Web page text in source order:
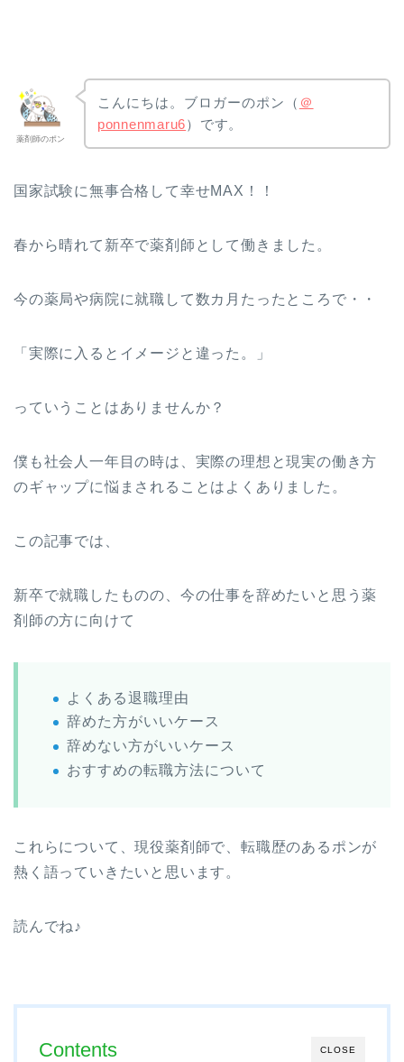
薬剤師のポン
こんにちは。ブロガーのポン（ ＠
ponnenmaru6）です。
国家試験に無事合格して幸せMAX！！
春から晴れて新卒で薬剤師として働きました。
今の薬局や病院に就職して数カ月たったところで・・
「実際に入るとイメージと違った。」
っていうことはありませんか？
僕も社会人一年目の時は、実際の理想と現実の働き方
のギャップに悩まされることはよくありました。
この記事では、
新卒で就職したものの、今の仕事を辞めたいと思う薬
剤師の方に向けて
よくある退職理由
辞めた方がいいケース
辞めない方がいいケース
おすすめの転職方法について
これらについて、現役薬剤師で、転職歴のあるポンが
熱く語っていきたいと思います。
読んでね♪
CLOSE
Contents